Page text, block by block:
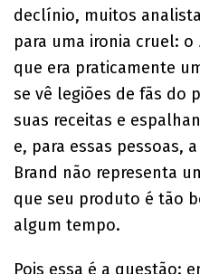
declínio, muitos
para uma ironia cruel: o
que era praticamente
se vê legiões de fãs do
suas receitas e
e, para essas pessoas,
Brand não representa
que seu produto é tão
algum tempo.
Pois essa é a questão: